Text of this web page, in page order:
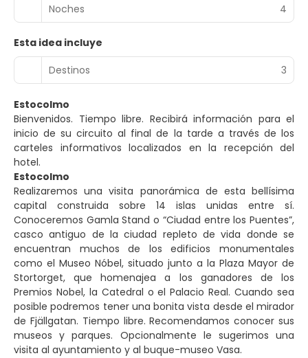
Noches 4
Esta idea incluye
Destinos
3
Estocolmo
Bienvenidos. Tiempo libre. Recibirá información para el
inicio de su circuito al final de la tarde a través de los
carteles informativos localizados en la recepción del
hotel.
Estocolmo
Realizaremos una visita panorámica de esta bellísima
capital construida sobre 14 islas unidas entre sí.
Conoceremos Gamla Stand o “Ciudad entre los Puentes”,
casco antiguo de la ciudad repleto de vida donde se
encuentran muchos de los edificios monumentales
como el Museo Nóbel, situado junto a la Plaza Mayor de
Stortorget, que homenajea a los ganadores de los
Premios Nobel, la Catedral o el Palacio Real. Cuando sea
posible podremos tener una bonita vista desde el mirador
de Fjällgatan. Tiempo libre. Recomendamos conocer sus
museos y parques. Opcionalmente le sugerimos una
visita al ayuntamiento y al buque-museo Vasa.